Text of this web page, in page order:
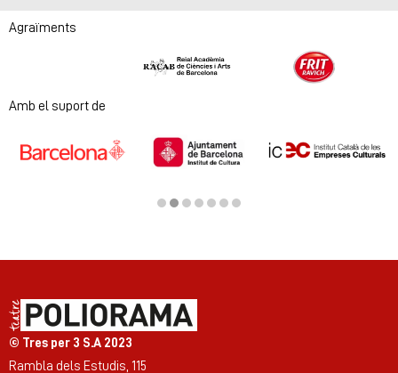
Agraïments
Diapositiva 1 de 2
Amb el suport de
© Tres per 3 S.A 2023
Rambla dels Estudis, 115